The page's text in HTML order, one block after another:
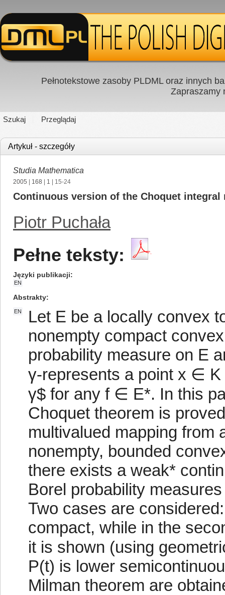
Pełnotekstowe zasoby PLDML oraz innych
Zapraszamy
Szukaj Przeglądaj
Artykuł - szczegóły
Studia Mathematica
2005 168 1 | 15-24
Continuous version of the Choquet integral
Piotr Puchała
Pełne teksty:
Języki publikacji
EN
Abstrakty
EN
Let E be a locally convex
nonempty compact
probability measure on E
γ-represents a point x ∈ K
γ$ for any f ∈ E*. In this
Choquet theorem is
multivalued mapping from
nonempty, bounded
there exists a weak*
Borel probability
Two cases are
compact, while in the
it is shown (using
P(t) is lower
Milman theorem are